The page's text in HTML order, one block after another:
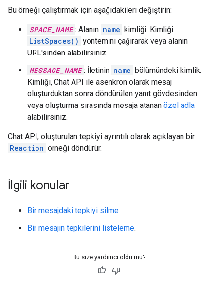
Bu örneği çalıştırmak için aşağıdakileri değiştirin:
SPACE_NAME : Alanın name kimliği. Kimliği
ListSpaces() yöntemini çağırarak veya alanın
URL'sinden alabilirsiniz.
MESSAGE_NAME : İletinin name bölümündeki kimlik.
Kimliği, Chat API ile asenkron olarak mesaj
oluşturduktan sonra döndürülen yanıt gövdesinden
veya oluşturma sırasında mesaja atanan özel adla
alabilirsiniz.
Chat API, oluşturulan tepkiyi ayrıntılı olarak açıklayan bir
Reaction örneği döndürür.
İlgili konular
Bir mesajdaki tepkiyi silme
Bir mesajın tepkilerini listeleme.
Bu size yardımcı oldu mu?